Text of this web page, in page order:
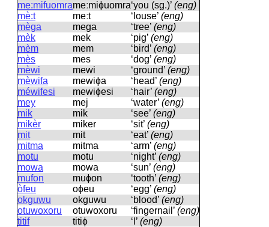
me:mifuomrameːmiɸuomra‘you (sg.)’ (eng)
mè:t
meːt ‘louse’ (eng)
mèga
meɡa ‘tree’ (eng)
mèk
mek ‘pig’ (eng)
mèm
mem ‘bird’ (eng)
mès
mes ‘dog’ (eng)
mèwi
mewi ‘ground’ (eng)
mèwifa
mewiɸa ‘head’ (eng)
méwifesi
mewiɸesi ‘hair’ (eng)
mey
mej ‘water’ (eng)
mik
mik ‘see’ (eng)
mikèr
miker ‘sit’ (eng)
mit
mit ‘eat’ (eng)
mitma
mitma ‘arm’ (eng)
motu
motu ‘night’ (eng)
mowa
mowa ‘sun’ (eng)
mufon
muɸon ‘tooth’ (eng)
òfeu
oɸeu ‘egg’ (eng)
okguwu
okɡuwu ‘blood’ (eng)
otuwoxoru
otuwoxoru ‘fingernail’ (eng)
titif
titiɸ ‘l’ (eng)